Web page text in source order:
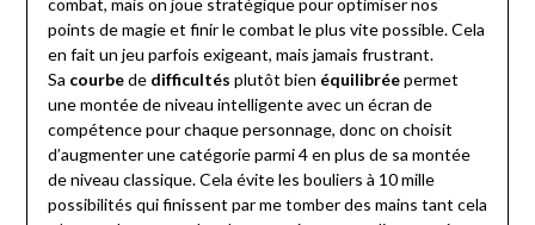
combat, mais on joue stratégique pour optimiser nos
points de magie et finir le combat le plus vite possible. Cela
en fait un jeu parfois exigeant, mais jamais frustrant.
Sa courbede difficultés plutôt bien équilibréepermet
une montée de niveau intelligente avec un écran de
compétence pour chaque personnage, donc on choisit
d’augmenter une catégorie parmi 4 en plus de sa montée
de niveau classique. Cela évite les bouliers à 10 mille
possibilités qui finissent par me tomber des mains tant cela